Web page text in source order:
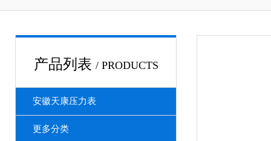
产品列表 / PRODUCTS
安徽天康压力表
更多分类